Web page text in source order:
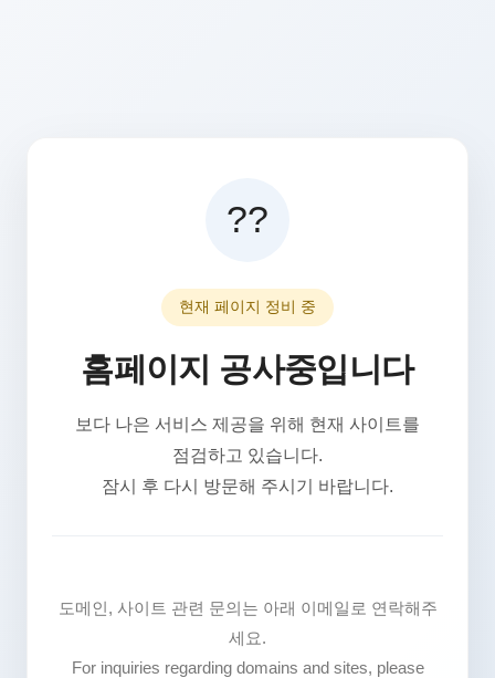
??
현재 페이지 정비 중
홈페이지 공사중입니다
보다 나은 서비스 제공을 위해 현재 사이트를
점검하고 있습니다.
잠시 후 다시 방문해 주시기 바랍니다.
도메인, 사이트 관련 문의는 아래 이메일로 연락해주
세요.
For inquiries regarding domains and sites, please